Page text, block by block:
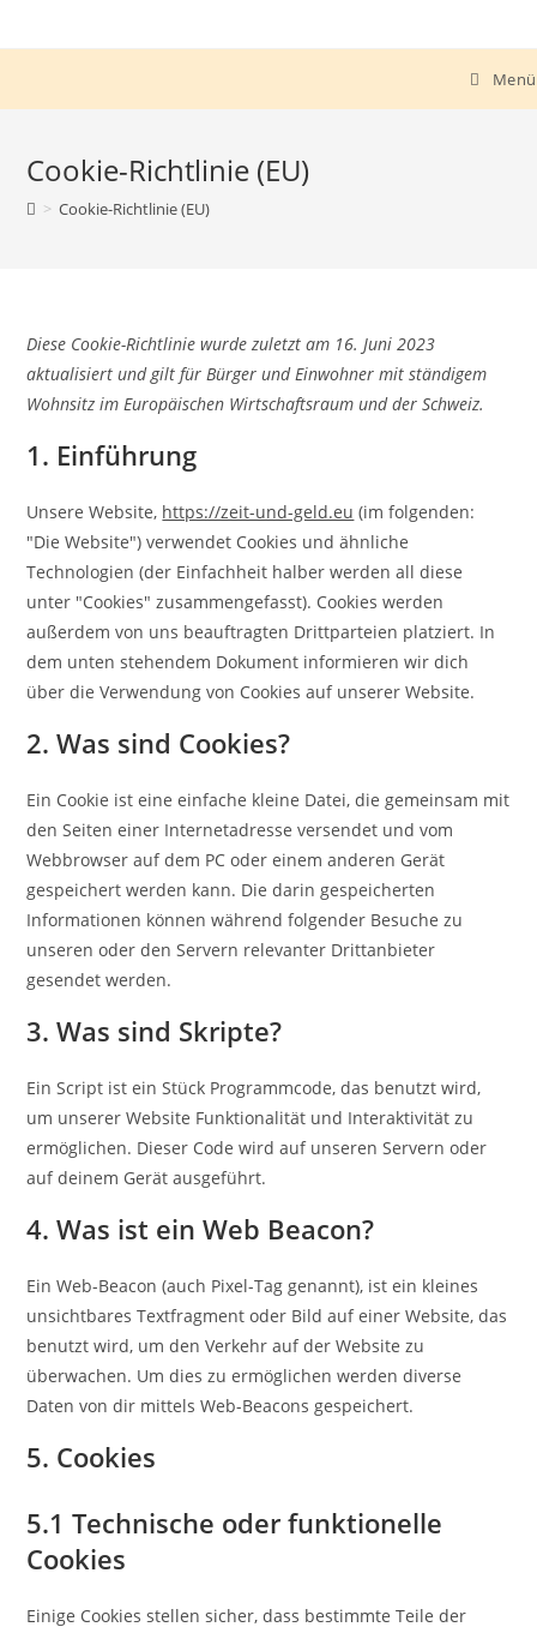
Menü
Cookie-Richtlinie (EU)
> Cookie-Richtlinie (EU)
Diese Cookie-Richtlinie wurde zuletzt am 16. Juni 2023
aktualisiert und gilt für Bürger und Einwohner mit ständigem
Wohnsitz im Europäischen Wirtschaftsraum und der Schweiz.
1. Einführung
Unsere Website, https://zeit-und-geld.eu (im folgenden:
"Die Website") verwendet Cookies und ähnliche
Technologien (der Einfachheit halber werden all diese
unter "Cookies" zusammengefasst). Cookies werden
außerdem von uns beauftragten Drittparteien platziert. In
dem unten stehendem Dokument informieren wir dich
über die Verwendung von Cookies auf unserer Website.
2. Was sind Cookies?
Ein Cookie ist eine einfache kleine Datei, die gemeinsam mit
den Seiten einer Internetadresse versendet und vom
Webbrowser auf dem PC oder einem anderen Gerät
gespeichert werden kann. Die darin gespeicherten
Informationen können während folgender Besuche zu
unseren oder den Servern relevanter Drittanbieter
gesendet werden.
3. Was sind Skripte?
Ein Script ist ein Stück Programmcode, das benutzt wird,
um unserer Website Funktionalität und Interaktivität zu
ermöglichen. Dieser Code wird auf unseren Servern oder
auf deinem Gerät ausgeführt.
4. Was ist ein Web Beacon?
Ein Web-Beacon (auch Pixel-Tag genannt), ist ein kleines
unsichtbares Textfragment oder Bild auf einer Website, das
benutzt wird, um den Verkehr auf der Website zu
überwachen. Um dies zu ermöglichen werden diverse
Daten von dir mittels Web-Beacons gespeichert.
5. Cookies
5.1 Technische oder funktionelle
Cookies
Einige Cookies stellen sicher, dass bestimmte Teile der